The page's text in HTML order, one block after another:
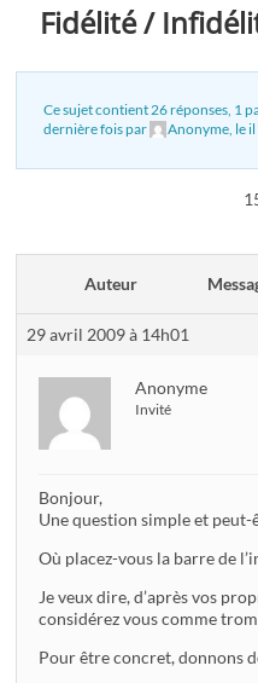
Fidélité /
Ce sujet contient 26 réponses, 1
dernière fois par
Anonyme , leil
Auteur
29 avril 2009 à 14h01
Anonyme
Invité
Bonjour,
Une question simple et
Où placez-vous la barre de
Je veux dire, d’après vos
considérez vous comme
Pour être concret, donnons